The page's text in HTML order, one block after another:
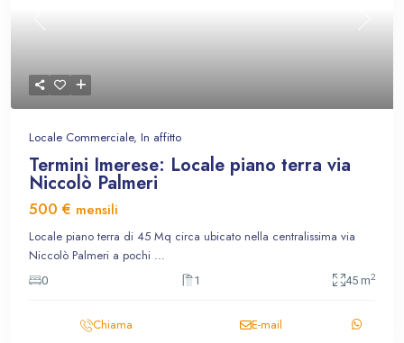
Locale Commerciale, In affitto
Termini Imerese: Locale piano terra via
Niccolò Palmeri
500 € mensili
Locale piano terra di 45 Mq circa ubicato nella centralissima via
Niccolò Palmeri a pochi ...
0 1 45 m2
Chiama E-mail